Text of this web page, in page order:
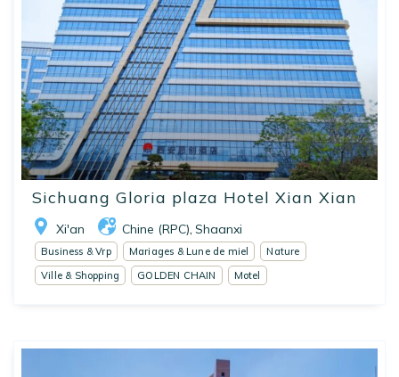
Sichuang Gloria plaza Hotel Xian Xian
Xi'an Chine (RPC), Shaanxi
Business & Vrp Mariages & Lune de miel
Nature
Ville & Shopping
GOLDEN CHAIN Motel